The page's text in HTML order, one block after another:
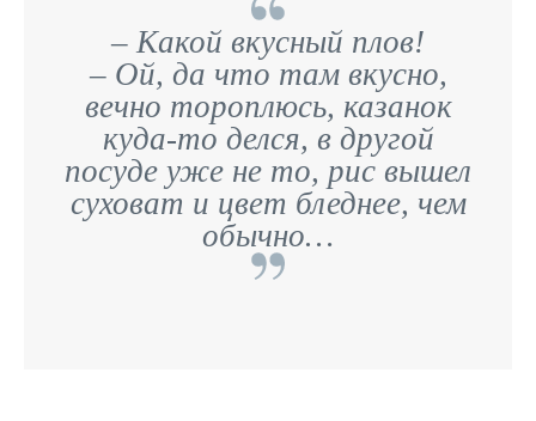
– Какой вкусный плов!
– Ой, да что там вкусно,
вечно тороплюсь, казанок
куда-то делся, в другой
посуде уже не то, рис вышел
суховат и цвет бледнее, чем
обычно…